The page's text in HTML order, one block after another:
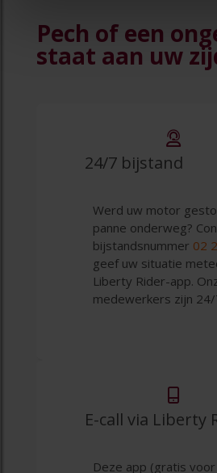
Pech of een
staat aan uw
24/7 bijstand
Werd uw motor
panne onderweg?
bijstandsnummer 02
geef uw situatie
Liberty Rider-app.
medewerkers zijn
E-call via Liberty
Deze app (gratis